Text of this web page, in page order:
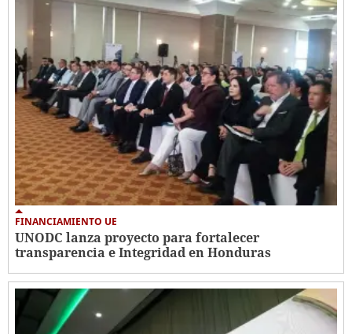
FINANCIAMIENTO UE
UNODC lanza proyecto para fortalecer
transparencia e Integridad en Honduras